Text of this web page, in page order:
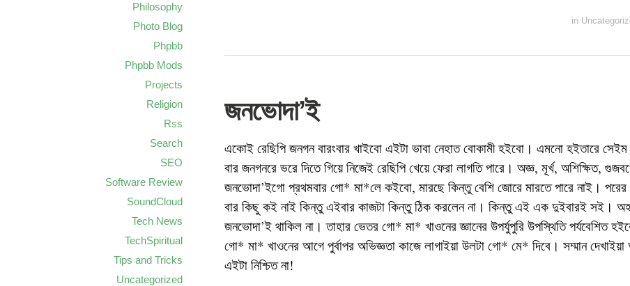
in
জনভোদা’ই
একোই রেছিপি জনগন বারংবার খাইবো এইটা ভাবা নেহাত বোকামী হইবো। এমনো হইতারে সেইম
বার জনগনরে ভরে দিতে গিয়ে নিজেই রেছিপি খেয়ে ফেরা লাগতি পারে। অজ্ঞ, মূর্খ, অশিক্ষিত,
জনভোদা’ইগো প্রথমবার গো* মা*লে কইবো, মারছে কিন্তু বেশি জোরে মারতে পারে নাই।
বার কিছু কই নাই কিন্তু এইবার কাজটা কিন্তু ঠিক করলেন না। কিন্তু এই এক দুইবারই সই।
জনভোদা’ই থাকিল না। তাহার ভেতর গো* মা* খাওনের জ্ঞানের উপর্যুপুরি উপস্থিতি পর্যবেশিত
গো* মা* খাওনের আগে পুর্বাপর অভিজ্ঞতা কাজে লাগাইয়া উলটা গো* মে* দিবে। সম্মান
এইটা নিশ্চিত না!
Philosophy
Photo Blog
Phpbb
Phpbb Mods
Projects
Religion
Rss
Search
SEO
Software Review
SoundCloud
Tech News
TechSpiritual
Tips and Tricks
Uncategorized